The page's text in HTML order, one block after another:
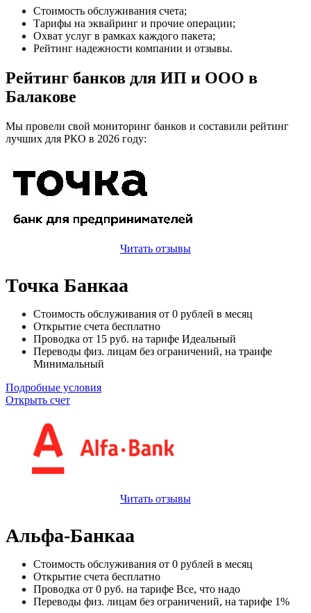
Стоимость обслуживания счета;
Тарифы на эквайринг и прочие операции;
Охват услуг в рамках каждого пакета;
Рейтинг надежности компании и отзывы.
Рейтинг банков для ИП и ООО в
Балакове
Мы провели свой мониторинг банков и составили рейтинг
лучших для РКО в 2026 году:
Читать отзывы
Точка Банкаа
Стоимость обслуживания от 0 рублей в месяц
Открытие счета бесплатно
Проводка от 15 руб. на тарифе Идеальный
Переводы физ. лицам без ограничений, на траифе
Минимальный
Подробные условия
Открыть счет
Читать отзывы
Альфа-Банкаа
Стоимость обслуживания от 0 рублей в месяц
Открытие счета бесплатно
Проводка от 0 руб. на тарифе Все, что надо
Переводы физ. лицам без ограничений, на тарифе 1%